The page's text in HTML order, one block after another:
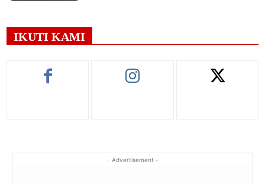
IKUTI KAMI
- Advertisement -